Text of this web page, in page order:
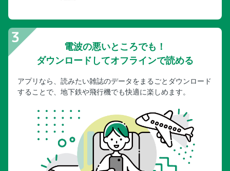
電波の悪いところでも！
ダウンロードしてオフラインで読める
アプリなら、読みたい雑誌のデータをまるごとダウンロード
することで、地下鉄や飛行機でも快適に楽しめます。